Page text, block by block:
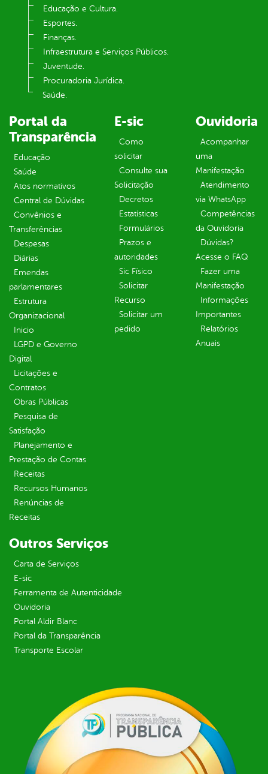
Educação e Cultura.
Esportes.
Finanças.
Infraestrutura e Serviços Públicos.
Juventude.
Procuradoria Jurídica.
Saúde.
Portal da
Transparência
Educação
Saúde
Atos normativos
Central de Dúvidas
Convênios e
Transferências
Despesas
Diárias
Emendas
parlamentares
Estrutura
Organizacional
Inicio
LGPD e Governo
Digital
Licitações e
Contratos
Obras Públicas
Pesquisa de
Satisfação
Planejamento e
Prestação de Contas
Receitas
Recursos Humanos
Renúncias de
Receitas
E-sic
Como
solicitar
Consulte sua
Solicitação
Decretos
Estatísticas
Formulários
Prazos e
autoridades
Sic Físico
Solicitar
Recurso
Solicitar um
pedido
Ouvidoria
Acompanhar
uma
Manifestação
Atendimento
via WhatsApp
Competências
da Ouvidoria
Dúvidas?
Acesse o FAQ
Fazer uma
Manifestação
Informações
Importantes
Relatórios
Anuais
Outros Serviços
Carta de Serviços
E-sic
Ferramenta de Autenticidade
Ouvidoria
Portal Aldir Blanc
Portal da Transparência
Transporte Escolar